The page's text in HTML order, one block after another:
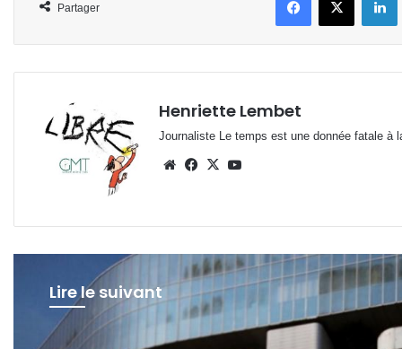
Partager
Henriette Lembet
Journaliste Le temps est une donnée fatale à
WebsiteFacebook
X
Lire le suivant